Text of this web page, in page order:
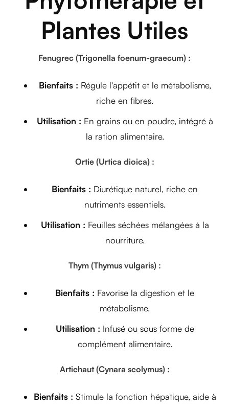
Plantes Utiles
Fenugrec (Trigonella foenum-graecum) :
Bienfaits : Régule l'appétit et le métabolisme,
riche en fibres.
Utilisation : En grains ou en poudre, intégré à
la ration alimentaire.
Ortie (Urtica dioica) :
Bienfaits : Diurétique naturel, riche en
nutriments essentiels.
Utilisation : Feuilles séchées mélangées à la
nourriture.
Thym (Thymus vulgaris) :
Bienfaits : Favorise la digestion et le
métabolisme.
Utilisation : Infusé ou sous forme de
complément alimentaire.
Artichaut (Cynara scolymus) :
Bienfaits : Stimule la fonction hépatique, aide à